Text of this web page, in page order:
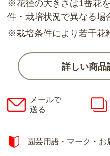
※花径の大きさは1番花
件・栽培状況で異なる場
※栽培条件により若干花
詳しい商品
メールで
送る
園芸用語・マーク・お